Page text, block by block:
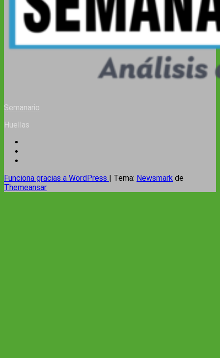
Semanario
Huellas
Funciona gracias a WordPress | Tema: Newsmark de
Themeansar